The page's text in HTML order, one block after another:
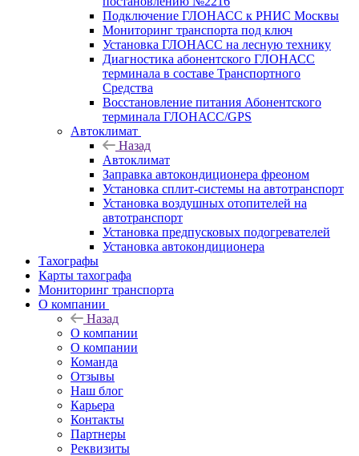
Подключение ГЛОНАСС к РНИС Москвы
Мониторинг транспорта под ключ
Установка ГЛОНАСС на лесную технику
Диагностика абонентского ГЛОНАСС
терминала в составе Транспортного
Средства
Восстановление питания Абонентского
терминала ГЛОНАСС/GPS
Автоклимат
Назад
Автоклимат
Заправка автокондиционера фреоном
Установка сплит-системы на автотранспорт
Установка воздушных отопителей на
автотранспорт
Установка предпусковых подогревателей
Установка автокондиционера
Тахографы
Карты тахографа
Мониторинг транспорта
О компании
Назад
О компании
О компании
Команда
Отзывы
Наш блог
Карьера
Контакты
Партнеры
Реквизиты